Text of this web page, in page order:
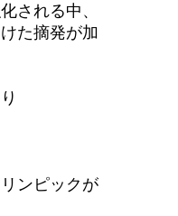
される中、
た摘発が加
ンピックが